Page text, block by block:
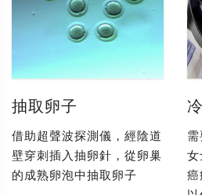
抽取卵子
借助超聲波探測儀，經陰道
壁穿刺插入抽卵針，從卵巢
的成熟卵泡中抽取卵子
女
癌